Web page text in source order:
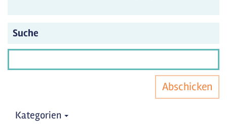
Suche
Abschicken
Kategorien